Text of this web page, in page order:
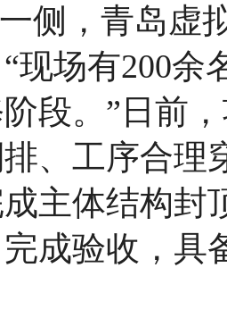
侧，青岛虚
现场有200余
段。”日前
、工序合理
主体结构
成验收，具